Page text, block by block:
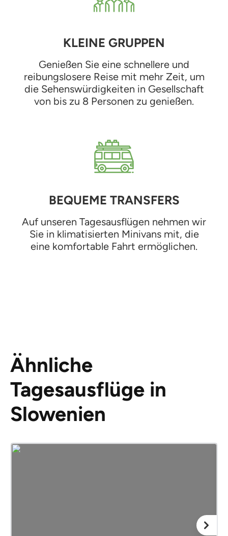
KLEINE GRUPPEN
Genießen Sie eine schnellere und
reibungslosere Reise mit mehr Zeit, um
die Sehenswürdigkeiten in Gesellschaft
von bis zu 8 Personen zu genießen.
BEQUEME TRANSFERS
Auf unseren Tagesausflügen nehmen wir
Sie in klimatisierten Minivans mit, die
eine komfortable Fahrt ermöglichen.
Ähnliche
Tagesausflüge in
Slowenien